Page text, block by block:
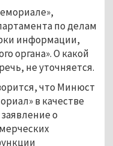
по делам
информации,
органа». О какой
не уточняется.
что Минюст
в качестве
о